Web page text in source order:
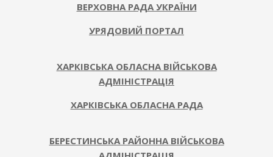
ВЕРХОВНА РАДА УКРАЇНИ
УРЯДОВИЙ ПОРТАЛ
ХАРКІВСЬКА ОБЛАСНА ВІЙСЬКОВА
АДМІНІСТРАЦІЯ
ХАРКІВСЬКА ОБЛАСНА РАДА
БЕРЕСТИНСЬКА РАЙОННА ВІЙСЬКОВА